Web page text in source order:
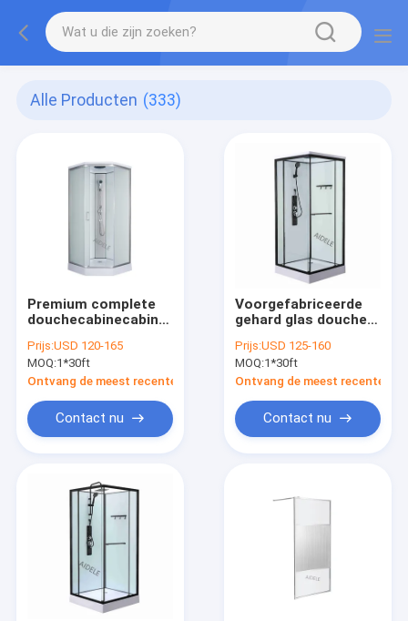
Alle Producten (333)
Premium complete
douchecabinecabine
badkamers
Prijs:USD 120-165
MOQ:1*30ft
Ontvang de meest recente Prijs
Contact nu
Voorgefabriceerde
gehard glas douche
badkamer nat-droog
scheiding
Prijs:USD 125-160
MOQ:1*30ft
Ontvang de meest recente
Contact nu